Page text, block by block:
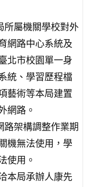
所屬機關學校對外
網路中心系統及
北市校園單一身
統、學習歷程檔
藝術等本局建置
網路。
路架構調整作業期
機無法使用，學
使用。
本局承辦人康先